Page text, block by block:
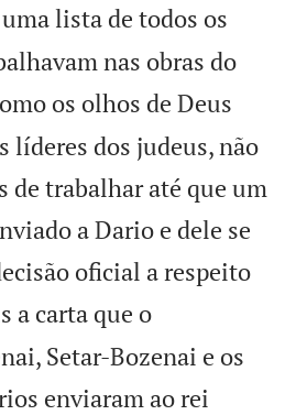
lista de todos os
nas obras do
os olhos de Deus
líderes dos judeus, não
de trabalhar até que um
a Dario e dele se
oficial a respeito
a carta que o
Setar-Bozenai e os
enviaram ao rei